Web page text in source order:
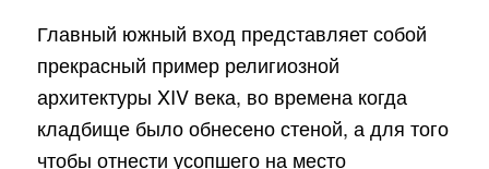
Главный южный вход представляет собой
прекрасный пример религиозной
архитектуры XIV века, во времена когда
кладбище было обнесено стеной, а для того
чтобы отнести усопшего на место